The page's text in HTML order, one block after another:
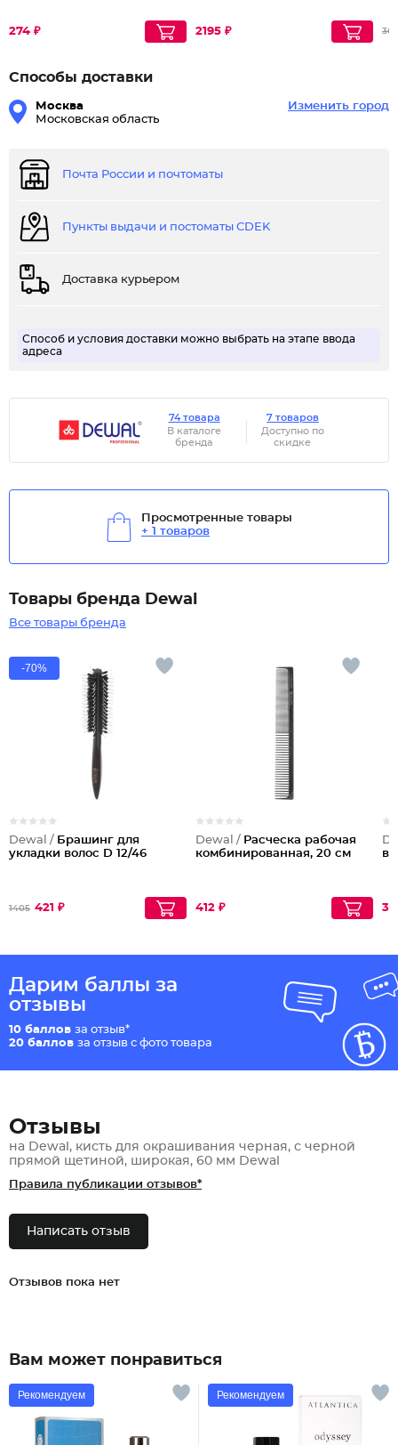
274 ₽ 2195 ₽ 361
Способы доставки
Москва
Московская область
Изменить город
Почта России и почтоматы
Пункты выдачи и постоматы CDEK
Доставка курьером
Способ и условия доставки можно выбрать на этапе ввода
адреса
74 товара
В каталоге
бренда
7 товаров
Доступно по
скидке
Просмотренные товары
+ 1 товаров
Товары бренда Dewal
Все товары бренда
-70%
Dewal / Брашинг для
укладки волос D 12/46
1405 421 ₽
Dewal / Расческа рабочая
комбинированная, 20 см
412 ₽
Дарим баллы за
отзывы
10 баллов за отзыв*
20 баллов за отзыв с фото товара
Отзывы
на Dewal, кисть для окрашивания черная, с черной
прямой щетиной, широкая, 60 мм Dewal
Правила публикации отзывов*
Написать отзыв
Отзывов пока нет
Вам может понравиться
Рекомендуем Рекомендуем